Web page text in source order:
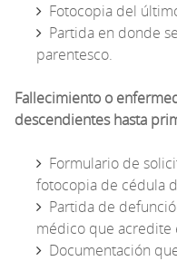
Fotocopia del
Partida en donde
parentesco.
Fallecimiento o
descendientes hasta
Formulario de
fotocopia de cédula
Partida de
médico que acredite
Documentación